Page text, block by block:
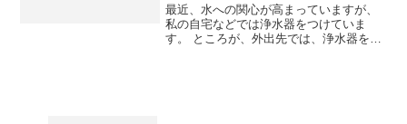
最近、水への関心が高まっていますが、
私の自宅などでは浄水器をつけていま
す。 ところが、外出先では、浄水器を通